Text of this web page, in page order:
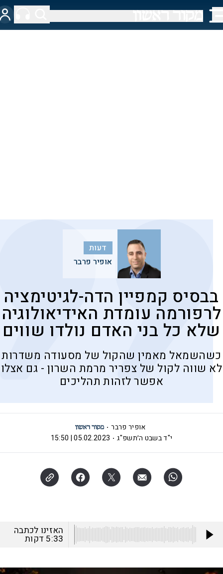
דעות
אופיר פרבר
בבסיס קמפיין הדה-לגיטימציה
לרפורמה עומדת האידיאולוגיה
שלא כל בני האדם נולדו שווים
כשהשמאל מאמין שהקול של מסעודה משדרות
לא שווה לקול של צפריר מרמת השרון - גם אצלו
אפשר לזהות תהליכים
אופיר פרבר
י"ד בשבט ה׳תשפ"ג
05.02.2023 | 15:50
האזינו לכתבה
5:33 דקות